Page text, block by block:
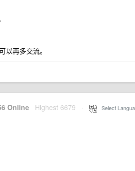
再多交流。
Online Highest 6679 Select